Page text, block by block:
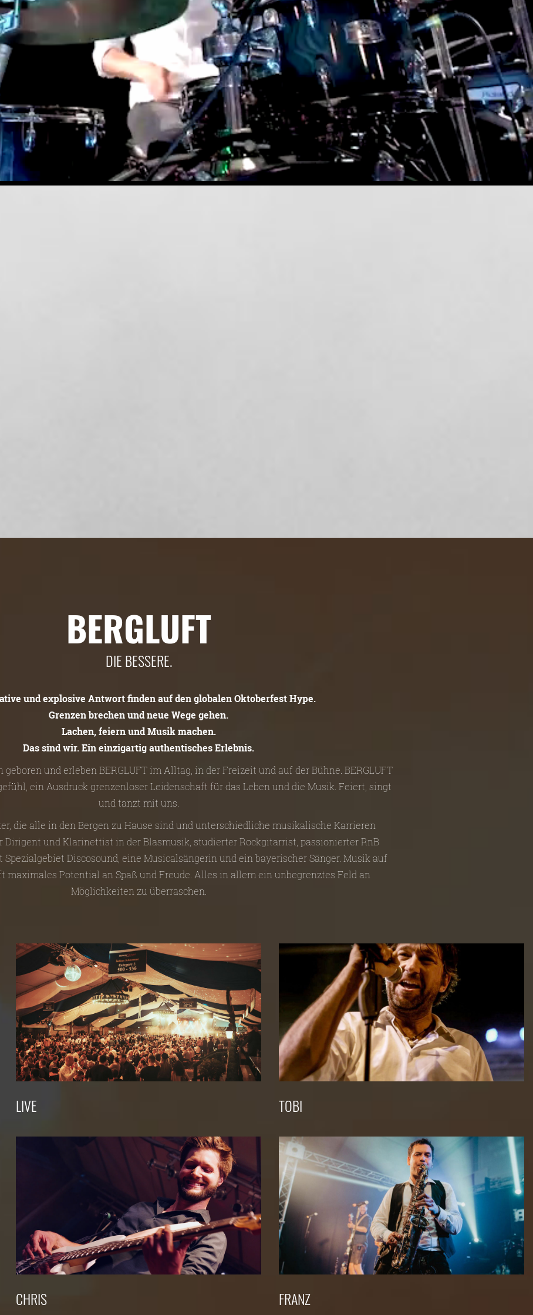
BERGLUFT
DIE BESSERE.
und explosive Antwort finden auf den globalen Oktoberfest Hype.
Grenzen brechen und neue Wege gehen.
Lachen, feiern und Musik machen.
Das sind wir. Ein einzigartig authentisches Erlebnis.
und erleben BERGLUFT im Alltag, in der Freizeit und auf der Bühne. BERGLUFT
ein Ausdruck grenzenloser Leidenschaft für das Leben und die Musik. Feiert, singt
und tanzt mit uns.
die alle in den Bergen zu Hause sind und unterschiedliche musikalische Karrieren
Dirigent und Klarinettist in der Blasmusik, studierter Rockgitarrist, passionierter RnB
Spezialgebiet Discosound, eine Musicalsängerin und ein bayerischer Sänger. Musik auf
maximales Potential an Spaß und Freude. Alles in allem ein unbegrenztes Feld an
Möglichkeiten zu überraschen.
LIVE TOBI
CHRIS FRANZ